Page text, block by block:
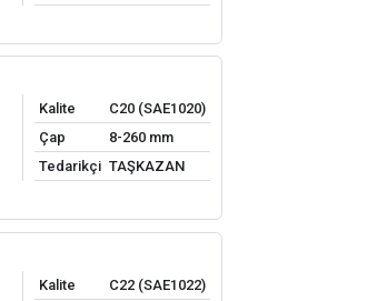
Kalite
C20 (SAE1020)
Çap
8-260 mm
Tedarikçi TAŞKAZAN
Kalite
C22 (SAE1022)